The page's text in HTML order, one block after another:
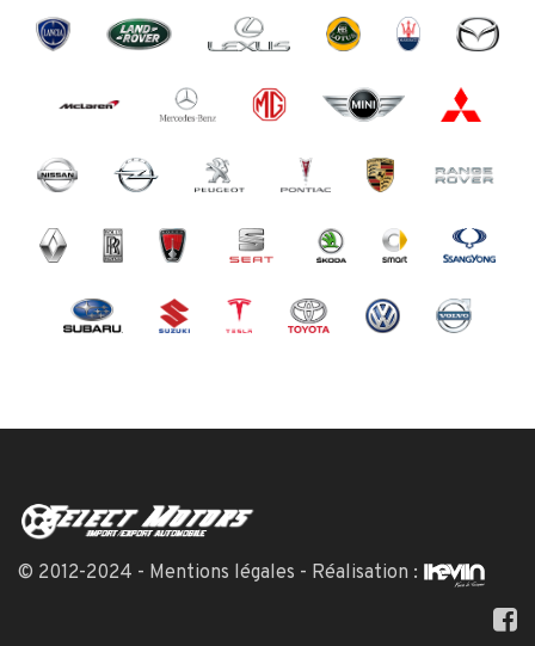
© 2012-2024 - Mentions légales - Réalisation :